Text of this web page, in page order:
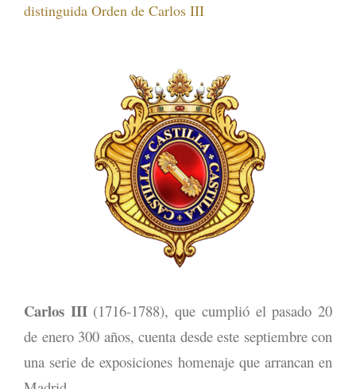
distinguida Orden de Carlos III
Carlos III(1716-1788), que cumplió el pasado 20
de enero 300 años, cuenta desde este septiembre con
una serie de exposiciones homenaje que arrancan en